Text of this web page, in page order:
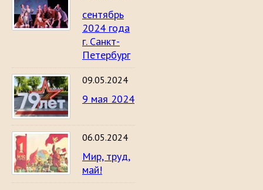
сентябрь
2024 года
г. Санкт-
Петербург
09.05.2024
9 мая 2024
06.05.2024
Мир, труд,
май!